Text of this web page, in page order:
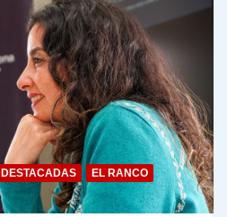
DESTACADAS
EL RANCO